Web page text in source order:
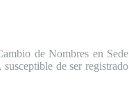
de Nombres en Sede
de ser registrado